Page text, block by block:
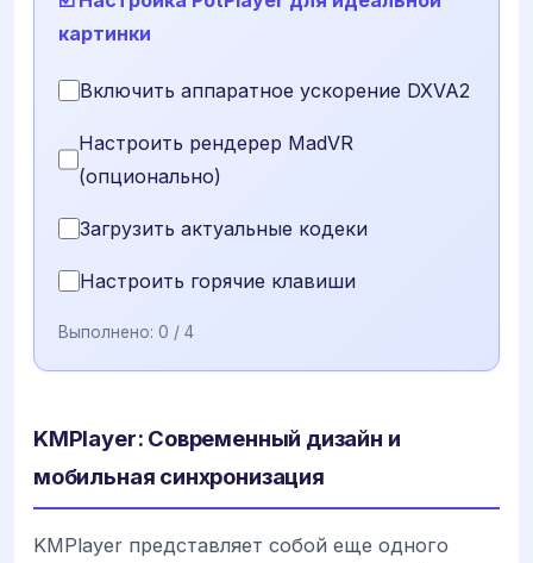
картинки
Включить аппаратное ускорение DXVA2
Настроить рендерер MadVR
(опционально)
Загрузить актуальные кодеки
Настроить горячие клавиши
Выполнено: 0 / 4
KMPlayer: Современный дизайн и
мобильная синхронизация
KMPlayer представляет собой еще одного